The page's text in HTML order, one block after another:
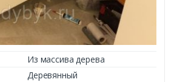
Из массива дерева
Деревянный